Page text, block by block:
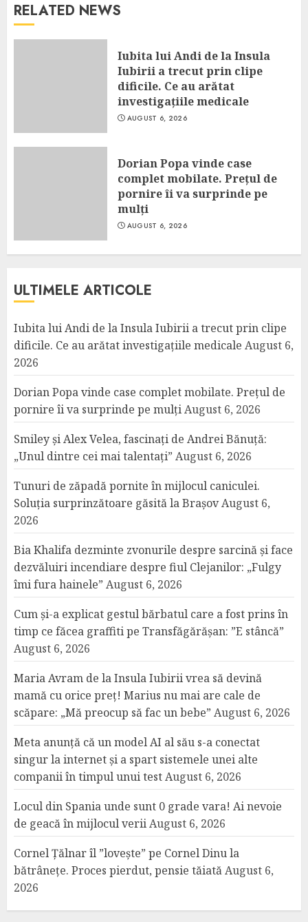
RELATED NEWS
Iubita lui Andi de la Insula
Iubirii a trecut prin clipe
dificile. Ce au arătat
investigațiile medicale
AUGUST 6, 2026
Dorian Popa vinde case
complet mobilate. Prețul de
pornire îi va surprinde pe
mulți
AUGUST 6, 2026
ULTIMELE ARTICOLE
Iubita lui Andi de la Insula Iubirii a trecut prin clipe
dificile. Ce au arătat investigațiile medicale August 6,
2026
Dorian Popa vinde case complet mobilate. Prețul de
pornire îi va surprinde pe mulțiAugust 6, 2026
Smiley și Alex Velea, fascinați de Andrei Bănuță:
„Unul dintre cei mai talentați” August 6, 2026
Tunuri de zăpadă pornite în mijlocul caniculei.
Soluția surprinzătoare găsită la BrașovAugust 6,
2026
Bia Khalifa dezminte zvonurile despre sarcină și face
dezvăluiri incendiare despre fiul Clejanilor: „Fulgy
îmi fura hainele” August 6, 2026
Cum și-a explicat gestul bărbatul care a fost prins în
timp ce făcea graffiti pe Transfăgărășan: ”E stâncă”
August 6, 2026
Maria Avram de la Insula Iubirii vrea să devină
mamă cu orice preț! Marius nu mai are cale de
scăpare: „Mă preocup să fac un bebe” August 6, 2026
Meta anunță că un model AI al său s-a conectat
singur la internet și a spart sistemele unei alte
companii în timpul unui testAugust 6, 2026
Locul din Spania unde sunt 0 grade vara! Ai nevoie
de geacă în mijlocul veriiAugust 6, 2026
Cornel Țălnar îl ”lovește” pe Cornel Dinu la
bătrânețe. Proces pierdut, pensie tăiatăAugust 6,
2026